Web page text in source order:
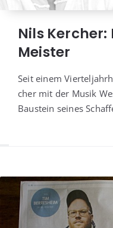
Nils Kercher:
Meister
Seit einem
cher mit der Musik
Bau­stein sei­nes